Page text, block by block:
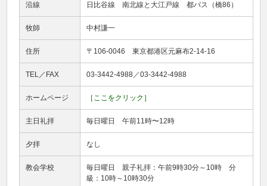
沿線 日比谷線 南北線と大江戸線 都バス（橋86）
牧師 中村謙一
住所 〒106-0046 東京都港区元麻布2-14-16
TEL／FAX 03-3442-4988／03-3442-4988
ホームページ ［ここをクリック］
主日礼拝 毎日曜日 午前11時〜12時
夕拝 なし
教会学校
毎日曜日 親子礼拝：午前9時30分～10時 分
級：10時～10時30分